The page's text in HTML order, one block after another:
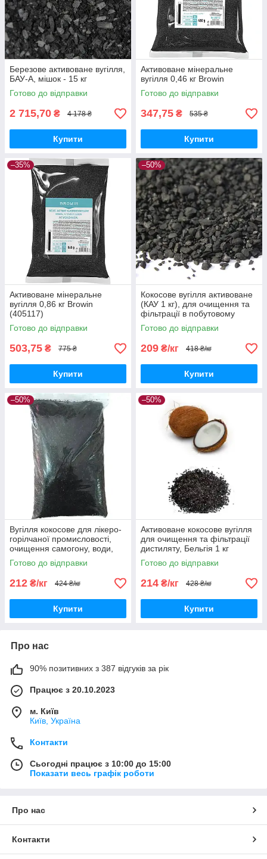
Березове активоване вугілля,
БАУ-А, мішок - 15 кг
Готово до відправки
2 715,70 ₴ 4 178 ₴
Купити
Активоване мінеральне
вугілля 0,46 кг Browin
Готово до відправки
347,75 ₴ 535 ₴
Купити
–35%
Активоване мінеральне
вугілля 0,86 кг Browin
(405117)
Готово до відправки
503,75 ₴ 775 ₴
Купити
–50%
Кокосове вугілля активоване
(КАУ 1 кг), для очищення та
фільтрації в побутовому
дистиляторі, для очищення
води.
Готово до відправки
209 ₴/кг 418 ₴/кг
Купити
–50%
Вугілля кокосове для лікеро-
горілчаної промисловості,
очищення самогону, води,
активоване вугілля 1 кг
Готово до відправки
212 ₴/кг 424 ₴/кг
Купити
–50%
Активоване кокосове вугілля
для очищення та фільтрації
дистиляту, Бельгія 1 кг
Готово до відправки
214 ₴/кг 428 ₴/кг
Купити
Про нас
90% позитивних з 387 відгуків за рік
Працює з 20.10.2023
м. Київ
Київ, Україна
Контакти
Сьогодні працює з 10:00 до 15:00
Показати весь графік роботи
Про нас
Контакти